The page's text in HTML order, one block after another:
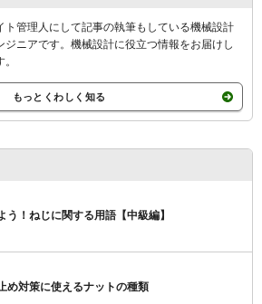
う！ねじに関する用語【中級編】
め対策に使えるナットの種類
ト管理人にして記事の執筆もしている機械設計
ジニアです。機械設計に役立つ情報をお届けし
もっとくわしく知る